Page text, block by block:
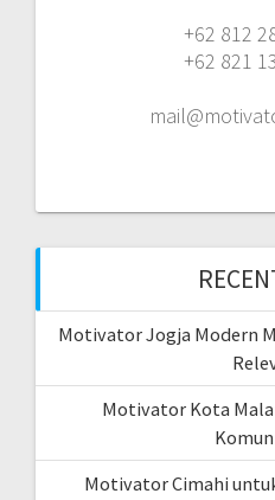
+62 812
+62 821
Motivator Jogja Modern
Motivator Kota
Motivator Cimahi